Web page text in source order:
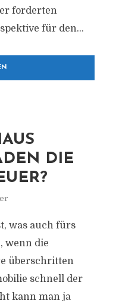
forderten
für den...
DIE
was auch fürs
wenn die
überschritten
schnell der
kann man ja